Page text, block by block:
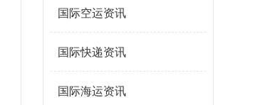
国际空运资讯
国际快递资讯
国际海运资讯